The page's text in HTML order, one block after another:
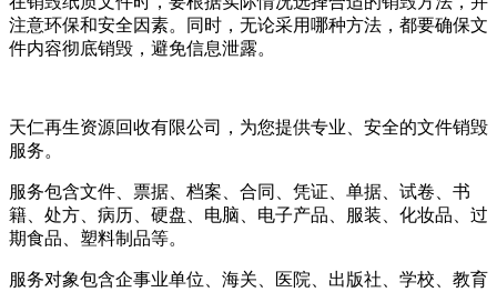
注意环保和安全因素。同时，无论采用哪种方法，都要确保文
件内容彻底销毁，避免信息泄露。
天仁再生资源回收有限公司，为您提供专业、安全的文件销毁
服务。
服务包含文件、票据、档案、合同、凭证、单据、试卷、书
籍、处方、病历、硬盘、电脑、电子产品、服装、化妆品、过
期食品、塑料制品等。
服务对象包含企事业单位、海关、医院、出版社、学校、教育